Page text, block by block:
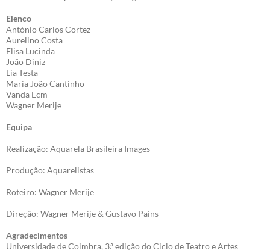
Elenco
António Carlos Cortez
Aurelino Costa
Elisa Lucinda
João Diniz
Lia Testa
Maria João Cantinho
Vanda Ecm
Wagner Merije
Equipa
Realização: Aquarela Brasileira Images
Produção: Aquarelistas
Roteiro: Wagner Merije
Direção: Wagner Merije & Gustavo Pains
Agradecimentos
Universidade de Coimbra, 3.ª edição do Ciclo de Teatro e Artes